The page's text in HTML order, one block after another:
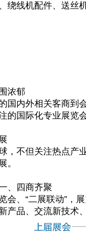
线机配件、送丝机
浓郁
内外相关客商到会
的国际化专业展览
不但关注热点产业
。
四商齐聚
“二展联动”，展
产品、交流新技术